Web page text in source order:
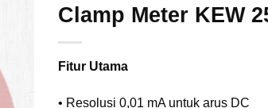
Clamp Meter KEW
Fitur Utama
• Resolusi 0,01 mA untuk arus DC